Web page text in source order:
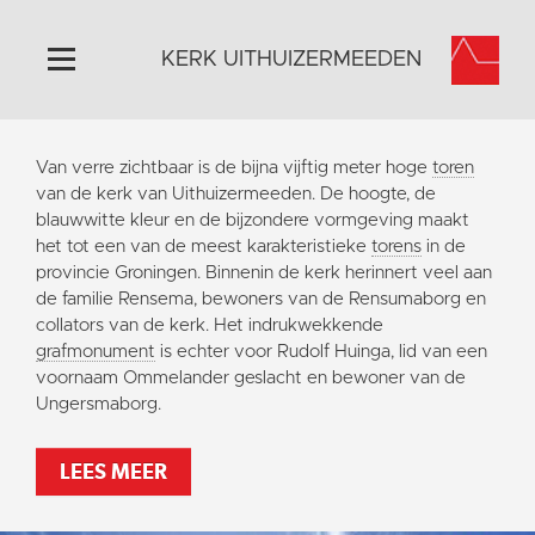
Home
Algemeen
Historie
Omgeving
Activiteiten
Doneer
Contact
KERK UITHUIZERMEEDEN
Van verre zichtbaar is de bijna vijftig meter hoge toren
van de kerk van Uithuizermeeden. De hoogte, de
blauwwitte kleur en de bijzondere vormgeving maakt
het tot een van de meest karakteristieke torens in de
provincie Groningen. Binnenin de kerk herinnert veel aan
de familie Rensema, bewoners van de Rensumaborg en
collators van de kerk. Het indrukwekkende
grafmonument is echter voor Rudolf Huinga, lid van een
voornaam Ommelander geslacht en bewoner van de
Ungersmaborg.
LEES MEER